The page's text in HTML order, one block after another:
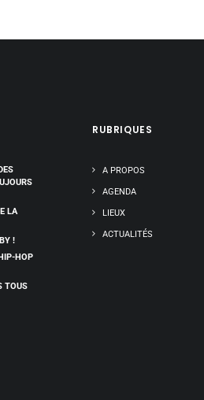
LA
!
HOP
TOUS
RUBRIQUES
A PROPOS
AGENDA
LIEUX
ACTUALITÉS